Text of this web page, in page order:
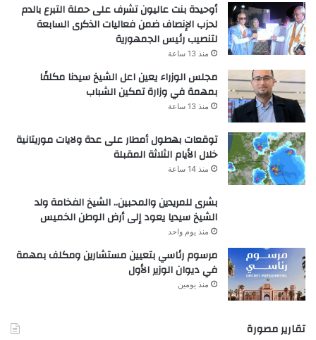
أوحيدة بنت عاليون تشرف على حملة التبرع بالدم
لحزب الإنصاف ضمن فعاليات الذكرى السابعة
لتنصيب رئيس الجمهورية
منذ 13 ساعة
مجلس الوزراء يعين اعل الشيخ سيدنا مكلفًا
بمهمة في وزارة تمكين الشباب
منذ 13 ساعة
توقعات بهطول أمطار على عدة ولايات موريتانية
خلال الأيام الثلاثة المقبلة
منذ 14 ساعة
بشرى للمريدين والمحبين.. الشيخ الفخامة ولد
الشيخ سيديا يعود إلى أرض الوطن الخميس
منذ يوم واحد
مرسوم رئاسي بتعيين مستشارين ومكلف بمهمة
في ديوان الوزير الأول
منذ يومين
تقارير مصورة